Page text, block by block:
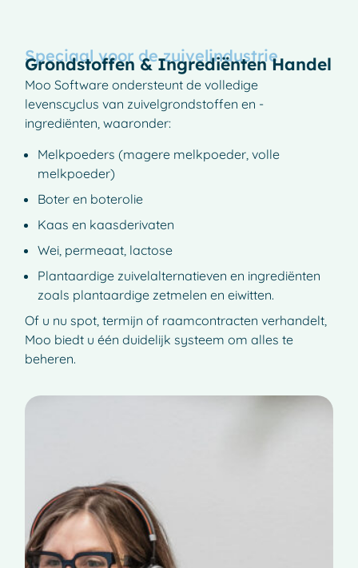
Speciaal voor de zuivelindustrie
Grondstoffen & Ingrediënten Handel
Moo Software ondersteunt de volledige
levenscyclus van zuivelgrondstoffen en -
ingrediënten, waaronder:
Melkpoeders (magere melkpoeder, volle
melkpoeder)
Boter en boterolie
Kaas en kaasderivaten
Wei, permeaat, lactose
Plantaardige zuivelalternatieven en ingrediënten
zoals plantaardige zetmelen en eiwitten.
Of u nu spot, termijn of raamcontracten verhandelt,
Moo biedt u één duidelijk systeem om alles te
beheren.